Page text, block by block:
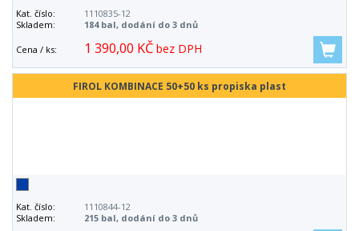
Kat. číslo:
1110835-12
Skladem:
184 bal, dodání do 3 dnů
Cena / ks: 1 390,00 KČ bez DPH
FIROL KOMBINACE 50+50 ks propiska plast
Kat. číslo:
1110844-12
Skladem:
215 bal, dodání do 3 dnů